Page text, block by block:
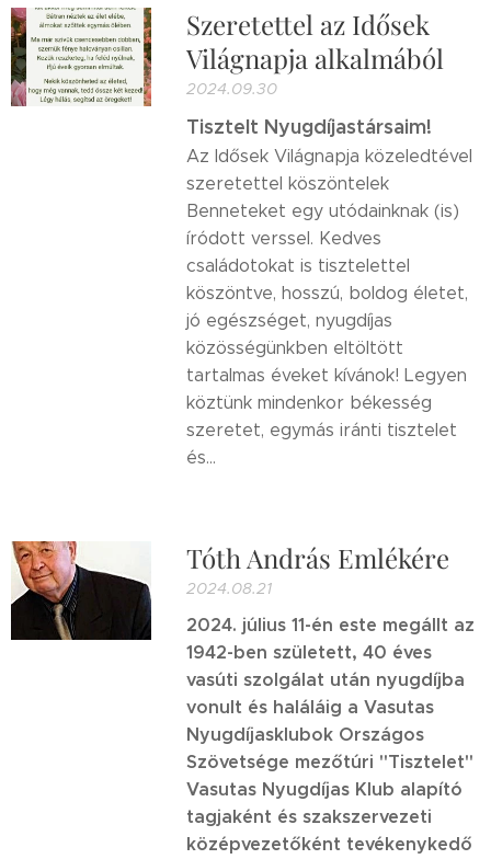
Szeretettel az Idősek
Világnapja alkalmából
2024.09.30
Tisztelt Nyugdíjastársaim!
Az Idősek Világnapja közeledtével
szeretettel köszöntelek
Benneteket egy utódainknak (is)
íródott verssel. Kedves
családotokat is tisztelettel
köszöntve, hosszú, boldog életet,
jó egészséget, nyugdíjas
közösségünkben eltöltött
tartalmas éveket kívánok! Legyen
köztünk mindenkor békesség
szeretet, egymás iránti tisztelet
és...
Tóth András Emlékére
2024.08.21
2024. július 11-én este megállt az
1942-ben született, 40 éves
vasúti szolgálat után nyugdíjba
vonult és haláláig a Vasutas
Nyugdíjasklubok Országos
Szövetsége mezőtúri "Tisztelet"
Vasutas Nyugdíjas Klub alapító
tagjaként és szakszervezeti
középvezetőként tevékenykedő